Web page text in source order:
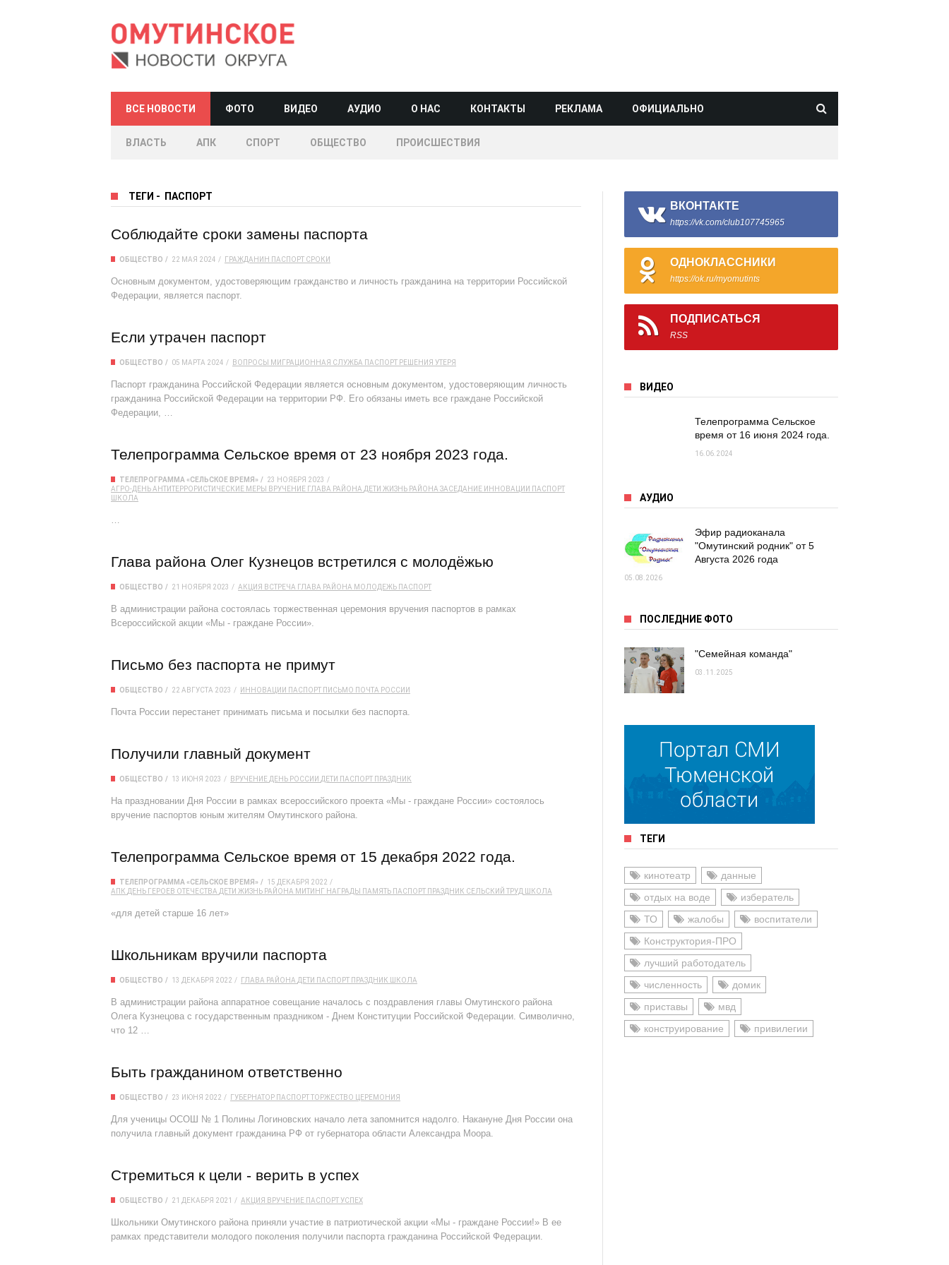
ВСЕ НОВОСТИ ФОТО ВИДЕО АУДИО О НАС КОНТАКТЫ РЕКЛАМА ОФИЦИАЛЬНО
ВЛАСТЬ АПК СПОРТ ОБЩЕСТВО ПРОИСШЕСТВИЯ
ТЕГИ - ПАСПОРТ
Соблюдайте сроки замены паспорта
ОБЩЕСТВО 22 МАЯ 2024 ГРАЖДАНИН ПАСПОРТ СРОКИ
Основным документом, удостоверяющим гражданство и личность гражданина на территории Российской
Федерации, является паспорт.
Если утрачен паспорт
ОБЩЕСТВО 05 МАРТА 2024 ВОПРОСЫ МИГРАЦИОННАЯ СЛУЖБА ПАСПОРТ РЕШЕНИЯ УТЕРЯ
Паспорт гражданина Российской Федерации является основным документом, удостоверяющим личность
гражданина Российской Федерации на территории РФ. Его обязаны иметь все граждане Российской
Федерации, …
Телепрограмма Сельское время от 23 ноября 2023 года.
ТЕЛЕПРОГРАММА «СЕЛЬСКОЕ ВРЕМЯ»
23 НОЯБРЯ 2023
АГРО-ДЕНЬАНТИТЕРРОРИСТИЧЕСКИЕ МЕРЫ ВРУЧЕНИЕ ГЛАВА РАЙОНА ДЕТИ ЖИЗНЬ РАЙОНА ЗАСЕДАНИЕ ИННОВАЦИИ ПАСПОРТ
ШКОЛА
…
Глава района Олег Кузнецов встретился с молодёжью
ОБЩЕСТВО 21 НОЯБРЯ 2023 АКЦИЯ ВСТРЕЧА ГЛАВА РАЙОНА МОЛОДЕЖЬ ПАСПОРТ
В администрации района состоялась торжественная церемония вручения паспортов в рамках
Всероссийской акции «Мы - граждане России».
Письмо без паспорта не примут
ОБЩЕСТВО 22 АВГУСТА 2023 ИННОВАЦИИ ПАСПОРТ ПИСЬМО ПОЧТА РОССИИ
Почта России перестанет принимать письма и посылки без паспорта.
Получили главный документ
ОБЩЕСТВО 13 ИЮНЯ 2023 ВРУЧЕНИЕ ДЕНЬ РОССИИ ДЕТИ ПАСПОРТ ПРАЗДНИК
На праздновании Дня России в рамках всероссийского проекта «Мы - граждане России» состоялось
вручение паспортов юным жителям Омутинского района.
Телепрограмма Сельское время от 15 декабря 2022 года.
ТЕЛЕПРОГРАММА «СЕЛЬСКОЕ ВРЕМЯ»
15 ДЕКАБРЯ 2022
АПК ДЕНЬ ГЕРОЕВ ОТЕЧЕСТВА ДЕТИ ЖИЗНЬ РАЙОНА МИТИНГ НАГРАДЫ ПАМЯТЬ ПАСПОРТ ПРАЗДНИК СЕЛЬСКИЙ ТРУД ШКОЛА
«для детей старше 16 лет»
Школьникам вручили паспорта
ОБЩЕСТВО 13 ДЕКАБРЯ 2022 ГЛАВА РАЙОНА ДЕТИ ПАСПОРТ ПРАЗДНИК ШКОЛА
В администрации района аппаратное совещание началось с поздравления главы Омутинского района
Олега Кузнецова с государственным праздником - Днем Конституции Российской Федерации. Символично,
что 12 …
Быть гражданином ответственно
ОБЩЕСТВО 23 ИЮНЯ 2022 ГУБЕРНАТОР ПАСПОРТТОРЖЕСТВО ЦЕРЕМОНИЯ
Для ученицы ОСОШ № 1 Полины Логиновских начало лета запомнится надолго. Накануне Дня России она
получила главный документ гражданина РФ от губернатора области Александра Моора.
Стремиться к цели - верить в успех
ОБЩЕСТВО 21 ДЕКАБРЯ 2021 АКЦИЯ ВРУЧЕНИЕ ПАСПОРТУСПЕХ
Школьники Омутинского района приняли участие в патриотической акции «Мы - граждане России!» В ее
рамках представители молодого поколения получили паспорта гражданина Российской Федерации.
ВКОНТАКТЕ
https://vk.com/club107745965
ОДНОКЛАССНИКИ
https://ok.ru/myomutints
ПОДПИСАТЬСЯ
RSS
ВИДЕО
Телепрограмма Сельское
время от 16 июня 2024 года.
16.06.2024
АУДИО
Эфир радиоканала
"Омутинский родник" от 5
Августа 2026 года
05.08.2026
ПОСЛЕДНИЕ ФОТО
"Семейная команда"
03.11.2025
ТЕГИ
кинотеатр
данные
отдых на воде
избератель
ТО
жалобы
воспитатели
Конструктория-ПРО
лучший работодатель
численность
домик
приставы
мвд
конструирование
привилегии